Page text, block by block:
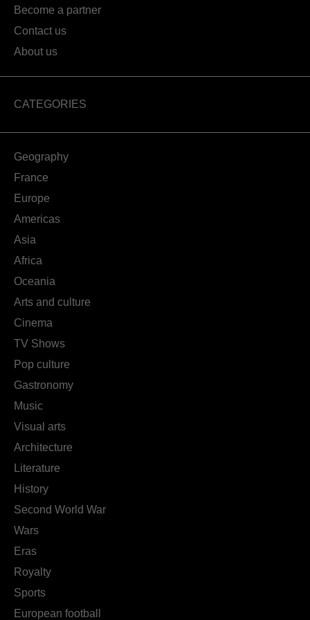
Become a partner
Contact us
About us
CATEGORIES
Geography
France
Europe
Americas
Asia
Africa
Oceania
Arts and culture
Cinema
TV Shows
Pop culture
Gastronomy
Music
Visual arts
Architecture
Literature
History
Second World War
Wars
Eras
Royalty
Sports
European football